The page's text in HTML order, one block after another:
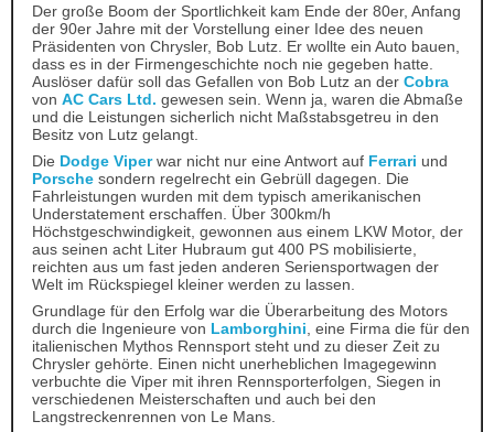
Der große Boom der Sportlichkeit kam Ende der 80er, Anfang
der 90er Jahre mit der Vorstellung einer Idee des neuen
Präsidenten von Chrysler, Bob Lutz. Er wollte ein Auto bauen,
dass es in der Firmengeschichte noch nie gegeben hatte.
Auslöser dafür soll das Gefallen von Bob Lutz an der Cobra
von AC Cars Ltd. gewesen sein. Wenn ja, waren die Abmaße
und die Leistungen sicherlich nicht Maßstabsgetreu in den
Besitz von Lutz gelangt.
Die Dodge Viperwar nicht nur eine Antwort auf Ferrari und
Porsche sondern regelrecht ein Gebrüll dagegen. Die
Fahrleistungen wurden mit dem typisch amerikanischen
Understatement erschaffen. Über 300km/h
Höchstgeschwindigkeit, gewonnen aus einem LKW Motor, der
aus seinen acht Liter Hubraum gut 400 PS mobilisierte,
reichten aus um fast jeden anderen Seriensportwagen der
Welt im Rückspiegel kleiner werden zu lassen.
Grundlage für den Erfolg war die Überarbeitung des Motors
durch die Ingenieure von Lamborghini , eine Firma die für den
italienischen Mythos Rennsport steht und zu dieser Zeit zu
Chrysler gehörte. Einen nicht unerheblichen Imagegewinn
verbuchte die Viper mit ihren Rennsporterfolgen, Siegen in
verschiedenen Meisterschaften und auch bei den
Langstreckenrennen von Le Mans.